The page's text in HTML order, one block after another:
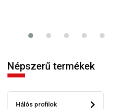
Népszerű termékek
Hálós profilok